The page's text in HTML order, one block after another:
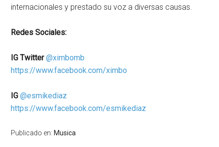
internacionales y prestado su voz a diversas causas.
Redes Sociales:
IG Twitter@ximbomb
https://www.facebook.com/ximbo
IG@esmikediaz
https://www.facebook.com/esmikediaz
Publicado en: Musica